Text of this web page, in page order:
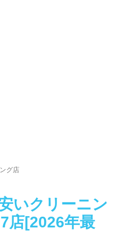
グ店
いクリーニン
店[2026年最